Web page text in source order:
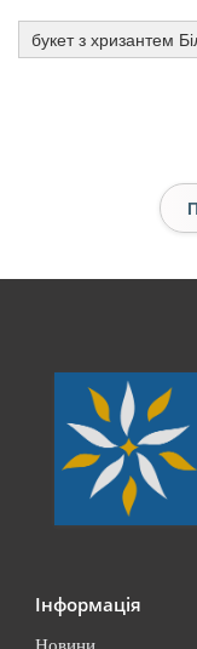
букет з хризантем
Інформація